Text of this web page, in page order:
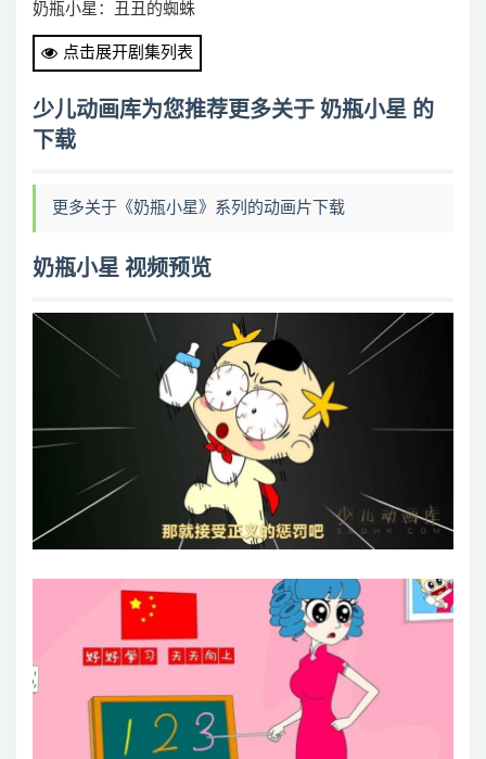
奶瓶小星：丑丑的蜘蛛
奶瓶小星：两怪的对决
奶瓶小星：买头奶牛
奶瓶小星：原来是学霸
奶瓶小星：吃货的套路
奶瓶小星：大手和小手
奶瓶小星：奇葩吃面条
奶瓶小星：妈咪偷工减料
奶瓶小星：妈咪升级了
奶瓶小星：妈咪扮恐龙却遭小星吐槽
奶瓶小星：妈咪的化妆品
奶瓶小星：妈咪的真实长相
奶瓶小星：家庭游泳池
奶瓶小星：开门暗号
奶瓶小星：微笑的一天
奶瓶小星：怎么不会写
奶瓶小星：我要吃锅巴
奶瓶小星：按摩高手
奶瓶小星：放开那个妞
奶瓶小星：无辐射手机
奶瓶小星：是真的牛吗？搞笑动画短片
奶瓶小星：梦想是什么
奶瓶小星：猛男的眼镜
点击展开剧集列表
少儿动画库为您推荐更多关于 奶瓶小星 的
下载
更多关于《奶瓶小星》系列的动画片下载
奶瓶小星 视频预览